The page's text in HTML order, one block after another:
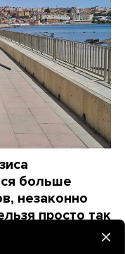
больше
незаконно
просто так